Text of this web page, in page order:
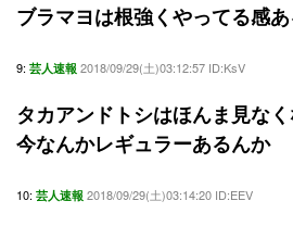
ブラマヨは根強くやってる感
9: 芸人速報 2018/09/29(土)03:12:57 ID:KsV
タカアンドトシはほんま見な
今なんかレギュラーあるんか
10: 芸人速報 2018/09/29(土)03:14:20 ID:EEV